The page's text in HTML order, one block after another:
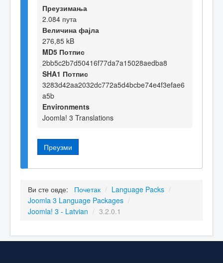
Преузимања
2.084 пута
Величина фајла
276,85 kB
MD5 Потпис
2bb5c2b7d50416f77da7a15028aedba8
SHA1 Потпис
3283d42aa2032dc772a5d4bcbe74e4f3efae6
a5b
Environments
Joomla! 3 Translations
Преузми
Ви сте овде: Почетак / Language Packs /
Joomla 3 Language Packages /
Joomla! 3 - Latvian / 3.2.0.1